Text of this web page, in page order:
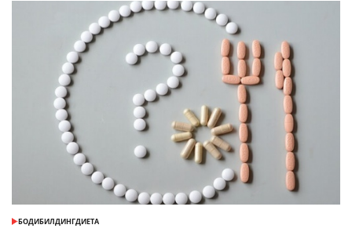
прикладной
кинезиологии
в
фитнес-
по
прикладной
кинезиологии
фитнес-
клубе
«Kachevnik»
ОПУБЛИКОВАНО
БОДИБИЛДИНГДИЕТА